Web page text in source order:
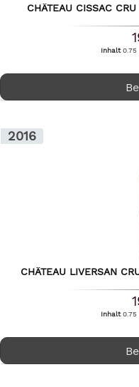
CHÂTEAU CISSAC
Inhalt
2016
CHÂTEAU LIVERSAN
Inhalt